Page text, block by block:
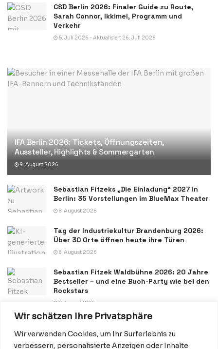
Wir schätzen Ihre Privatsphäre
Wir verwenden Cookies, um Ihr Surferlebnis zu
verbessern, personalisierte Anzeigen oder Inhalte
CSD Berlin 2026: Finaler Guide zu Route,
Sarah Connor, Ikkimel, Programm und
Verkehr
5. Juli 2026 - Aktualisiert 26. Juli 2026
IFA Berlin 2026: Tickets, Öffnungszeiten,
Aussteller, Highlights & Sommergarten
9. August 2026
Sebastian Fitzeks „Die Einladung“ 2027 in
Berlin: 35 Vorstellungen im BlueMax Theater
8. August 2026
Tag der Industriekultur Brandenburg 2026:
Über 30 Orte öffnen heute ihre Türen
8. August 2026
Sebastian Fitzek Waldbühne 2026: 20 Jahre
Bestseller – und eine Buch-Party wie bei den
Rockstars
8. August 2026